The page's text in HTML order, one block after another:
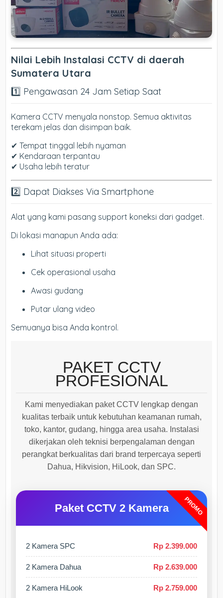
Nilai Lebih Instalasi CCTV di daerah
Sumatera Utara
1️⃣ Pengawasan 24 Jam Setiap Saat
Kamera CCTV menyala nonstop. Semua aktivitas
terekam jelas dan disimpan baik.
✔ Tempat tinggal lebih nyaman
✔ Kendaraan terpantau
✔ Usaha lebih teratur
2️⃣ Dapat Diakses Via Smartphone
Alat yang kami pasang support koneksi dari gadget.
Di lokasi manapun Anda ada:
Lihat situasi properti
Cek operasional usaha
Awasi gudang
Putar ulang video
Semuanya bisa Anda kontrol.
PAKET CCTV
PROFESIONAL
Kami menyediakan paket CCTV lengkap dengan
kualitas terbaik untuk kebutuhan keamanan rumah,
toko, kantor, gudang, hingga area usaha. Instalasi
dikerjakan oleh teknisi berpengalaman dengan
perangkat berkualitas dari brand terpercaya seperti
Dahua, Hikvision, HiLook, dan SPC.
PROMO
Paket CCTV 2 Kamera
2 Kamera SPC Rp 2.399.000
2 Kamera Dahua Rp 2.639.000
2 Kamera HiLook Rp 2.759.000